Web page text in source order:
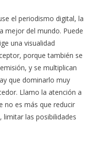
el periodismo digital, la
mejor del mundo. Puede
una visualidad
porque también se
y se multiplican
que dominarlo muy
Llamo la atención a
no es más que reducir
las posibilidades